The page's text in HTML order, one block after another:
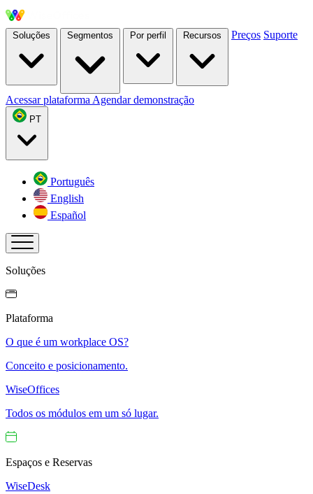
Soluções Segmentos Por perfil Recursos Preços Suporte
Acessar plataforma Agendar demonstração
PT
Português
English
Español
Soluções
Plataforma
O que é um workplace OS?
Conceito e posicionamento.
WiseOffices
Todos os módulos em um só lugar.
Espaços e Reservas
WiseDesk